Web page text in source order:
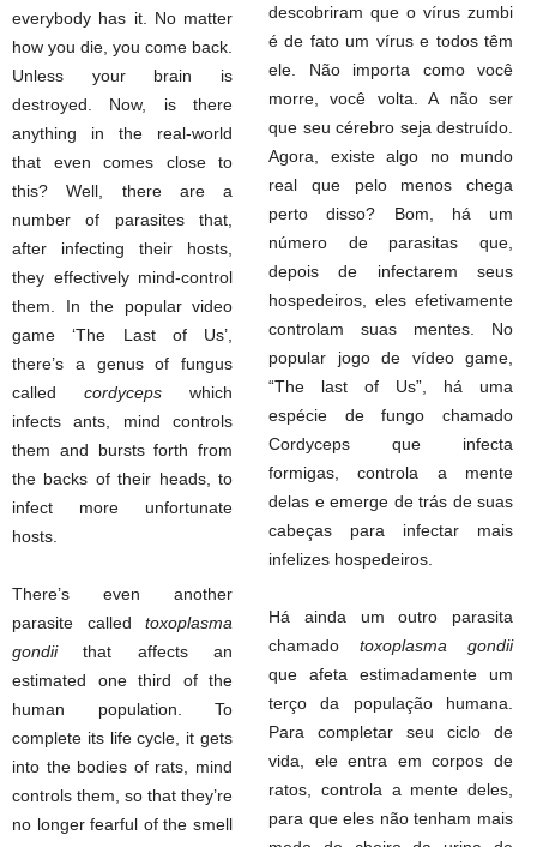
everybody has it. No matter
how you die, you come back.
Unless your brain is
destroyed. Now, is there
anything in the real-world
that even comes close to
this? Well, there are a
number of parasites that,
after infecting their hosts,
they effectively mind-control
them. In the popular video
game ‘The Last of Us’,
there’s a genus of fungus
called cordyceps which
infects ants, mind controls
them and bursts forth from
the backs of their heads, to
infect more unfortunate
hosts.
There’s even another
parasite called toxoplasma
gondiithat affects an
estimated one third of the
human population. To
complete its life cycle, it gets
into the bodies of rats, mind
controls them, so that they’re
no longer fearful of the smell
descobriram que o vírus zumbi
é de fato um vírus e todos têm
ele. Não importa como você
morre, você volta. A não ser
que seu cérebro seja destruído.
Agora, existe algo no mundo
real que pelo menos chega
perto disso? Bom, há um
número de parasitas que,
depois de infectarem seus
hospedeiros, eles efetivamente
controlam suas mentes. No
popular jogo de vídeo game,
“The last of Us”, há uma
espécie de fungo chamado
Cordyceps que infecta
formigas, controla a mente
delas e emerge de trás de suas
cabeças para infectar mais
infelizes hospedeiros.
Há ainda um outro parasita
chamado toxoplasma gondii
que afeta estimadamente um
terço da população humana.
Para completar seu ciclo de
vida, ele entra em corpos de
ratos, controla a mente deles,
para que eles não tenham mais